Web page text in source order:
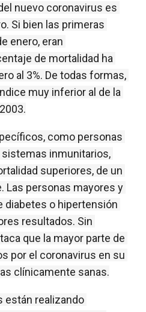
nuevo coronavirus es
Si bien las primeras
enero, eran
de mortalidad ha
al 3%. De todas formas,
muy inferior al de la
como personas
inmunitarios,
superiores, de un
Las personas mayores y
diabetes o hipertensión
resultados. Sin
que la mayor parte de
por el coronavirus en su
clínicamente sanas.
están realizando